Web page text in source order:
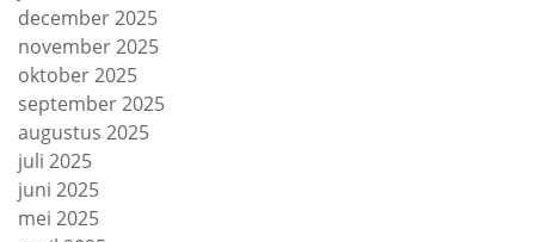
december 2025
november 2025
oktober 2025
september 2025
augustus 2025
juli 2025
juni 2025
mei 2025